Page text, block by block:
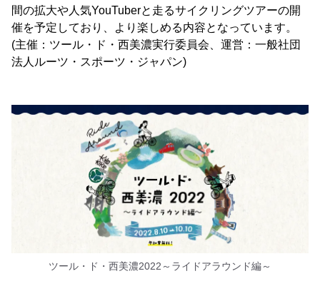
間の拡大や人気YouTuberと走るサイクリングツアーの開
催を予定しており、より楽しめる内容となっています。
(主催：ツール・ド・西美濃実行委員会、運営：一般社団
法人ルーツ・スポーツ・ジャパン)
ツール・ド・西美濃2022～ライドアラウンド編～